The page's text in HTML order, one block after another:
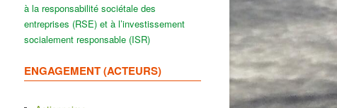
à la responsabilité sociétale des
entreprises (RSE) et à l’investissement
socialement responsable (ISR)
ENGAGEMENT (ACTEURS)